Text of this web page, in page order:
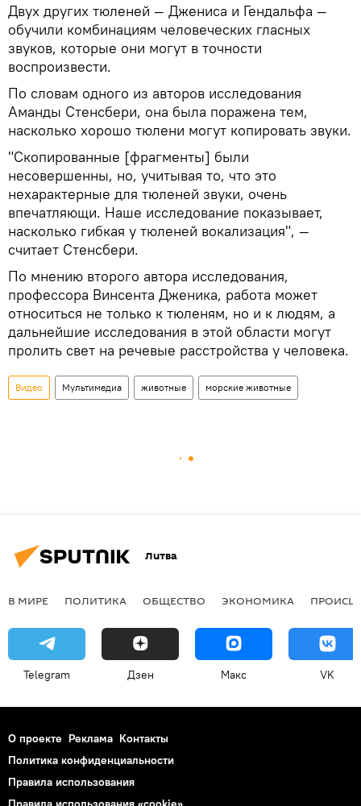
Двух других тюленей — Джениса и Гендальфа —
обучили комбинациям человеческих гласных
звуков, которые они могут в точности
воспроизвести.
По словам одного из авторов исследования
Аманды Стенсбери, она была поражена тем,
насколько хорошо тюлени могут копировать звуки.
"Скопированные [фрагменты] были
несовершенны, но, учитывая то, что это
нехарактерные для тюленей звуки, очень
впечатляющи. Наше исследование показывает,
насколько гибкая у тюленей вокализация", —
считает Стенсбери.
По мнению второго автора исследования,
профессора Винсента Дженика, работа может
относиться не только к тюленям, но и к людям, а
дальнейшие исследования в этой области могут
пролить свет на речевые расстройства у человека.
Видео Мультимедиа животные морские животные
Литва
В МИРЕ ПОЛИТИКА ОБЩЕСТВО ЭКОНОМИКА
Telegram Дзен Макс VK
О проекте Реклама Контакты
Политика конфиденциальности
Правила использования